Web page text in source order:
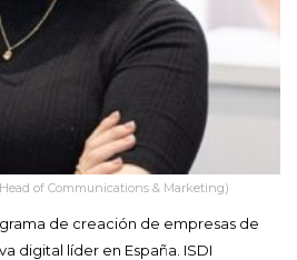
of Communications & Marketing)
de creación de empresas de
digital líder en España. ISDI